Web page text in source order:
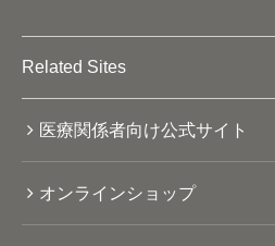
Related Sites
医療関係者向け公式サイト
オンラインショップ